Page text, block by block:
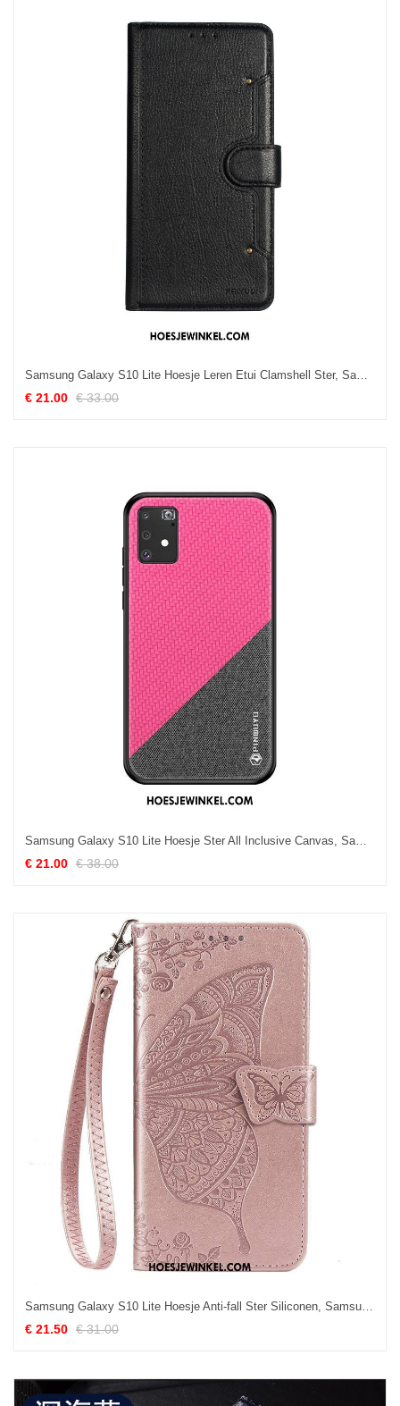
Samsung Galaxy S10 Lite Hoesje Leren Etui Clamshell Ster, Samsung Galaxy S10 Lite Hoesje Zwart Zacht
€ 21.00 € 33.00
Samsung Galaxy S10 Lite Hoesje Ster All Inclusive Canvas, Samsung Galaxy S10 Lite Hoesje Schrobben Anti-fall
€ 21.00 € 38.00
Samsung Galaxy S10 Lite Hoesje Anti-fall Ster Siliconen, Samsung Galaxy S10 Lite Hoesje Folio Mobiele Telefoon
€ 21.50 € 31.00